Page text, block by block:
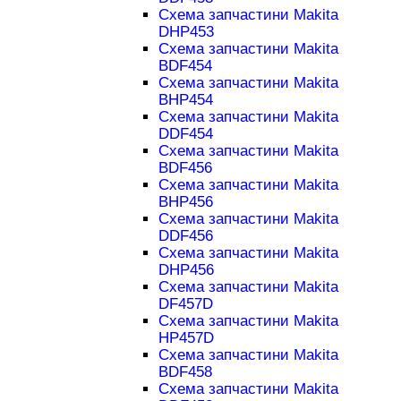
Схема запчастини Makita
DHP453
Схема запчастини Makita
BDF454
Схема запчастини Makita
BHP454
Схема запчастини Makita
DDF454
Схема запчастини Makita
BDF456
Схема запчастини Makita
BHP456
Схема запчастини Makita
DDF456
Схема запчастини Makita
DHP456
Схема запчастини Makita
DF457D
Схема запчастини Makita
HP457D
Схема запчастини Makita
BDF458
Схема запчастини Makita